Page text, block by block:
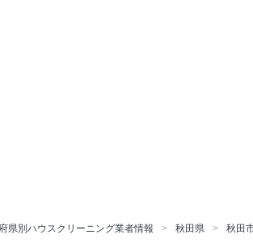
県別ハウスクリーニング業者情報 秋田県 秋田